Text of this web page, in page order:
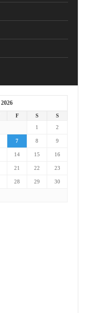
F S
S
1
2
7 8 9
14 15 16
21 22 23
28 29 30